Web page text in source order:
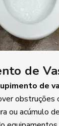
de
de
obstruções
ou acúmulo